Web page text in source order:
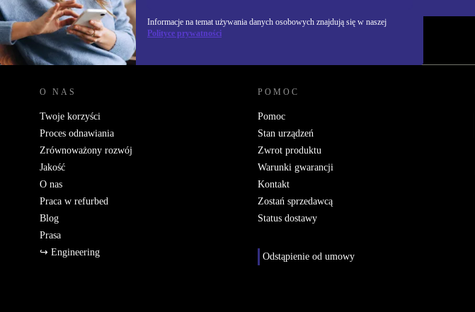
Informacje na temat używania danych osobowych znajdują się w naszej
Polityce prywatności
REFURBED POLSKA - RETHINK NEW.
O NAS
Twoje korzyści
Proces odnawiania
Zrównoważony rozwój
Jakość
O nas
Praca w refurbed
Blog
Prasa
↪ Engineering
POMOC
Pomoc
Stan urządzeń
Zwrot produktu
Warunki gwarancji
Kontakt
Zostań sprzedawcą
Status dostawy
Odstąpienie od umowy